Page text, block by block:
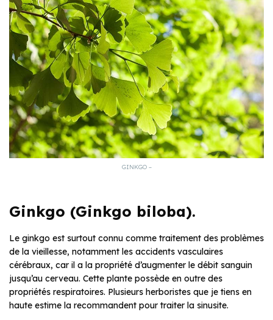
GINKGO –
Ginkgo (Ginkgo biloba).
Le ginkgo est surtout connu comme traitement des problèmes
de la vieillesse, notamment les accidents vasculaires
cérébraux, car il a la propriété d’augmenter le débit sanguin
jusqu’au cerveau. Cette plante possède en outre des
propriétés respiratoires. Plusieurs herboristes que je tiens en
haute estime la recommandent pour traiter la sinusite.